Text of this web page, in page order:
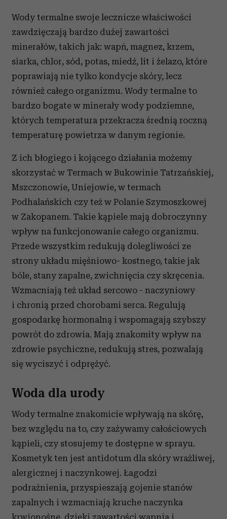
Wody termalne swoje lecznicze właściwości
zawdzięczają bardzo dużej zawartości
minerałów, takich jak: wapń, magnez, krzem,
siarka, chlor, sód, potas, miedź, lit i żelazo, które
poprawiają nie tylko kondycje skóry, lecz
również całego organizmu. Wody termalne to
bardzo bogate w minerały wody podziemne,
których temperatura przekracza średnią roczną
temperaturę powietrza w danym regionie.
Z ich błogiego i kojącego działania możemy
skorzystać w Termach w Bukowinie Tatrzańskiej,
Mszczonowie, Uniejowie, w termach
Podhalańskich czy też w Polanie Szymoszkowej
w Zakopanem. Takie kąpiele mają dobroczynny
wpływ na funkcjonowanie całego organizmu.
Przede wszystkim redukują dolegliwości ze
strony układu mięśniowo- kostnego, takie jak
bóle, stany zapalne, zwichnięcia czy skręcenia.
Wzmacniają też układ sercowo - naczyniowy
i chronią przed chorobami serca. Regulują
gospodarkę hormonalną i wspomagają szybszy
powrót do zdrowia. Mają znakomity wpływ na
zdrowie psychiczne, redukują stres, pozwalają
się wyciszyć i odprężyć.
Woda dla urody
Wody termalne znakomicie wpływają na skórę,
bez względu na to, czy zażywamy całościowych
kąpieli, czy stosujemy te dostępne w sprayu.
Kosmetyk ten jest antidotum dla skóry wrażliwej,
alergicznej i naczynkowej. Łagodzi
podrażnienia, przyspieszają gojenie stanów
zapalnych i wzmacniają kruche naczynka
krwionośne, dzięki zawartości wapnia i